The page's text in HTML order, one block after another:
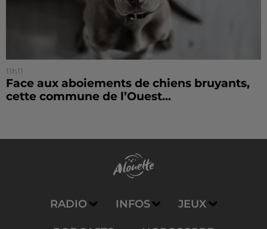
11h11
Face aux aboiements de chiens bruyants,
cette commune de l’Ouest...
RADIO INFOS JEUX